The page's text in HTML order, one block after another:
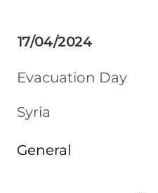
17/04/2024
Evacuation Day
Syria
General